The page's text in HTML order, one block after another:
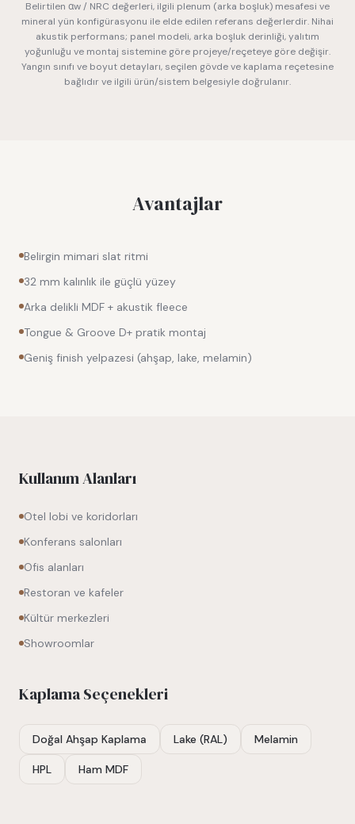
Belirtilen αw / NRC değerleri, ilgili plenum (arka boşluk) mesafesi ve
mineral yün konfigürasyonu ile elde edilen referans değerlerdir. Nihai
akustik performans; panel modeli, arka boşluk derinliği, yalıtım
yoğunluğu ve montaj sistemine göre projeye/reçeteye göre değişir.
Yangın sınıfı ve boyut detayları, seçilen gövde ve kaplama reçetesine
bağlıdır ve ilgili ürün/sistem belgesiyle doğrulanır.
Avantajlar
Belirgin mimari slat ritmi
32 mm kalınlık ile güçlü yüzey
Arka delikli MDF + akustik fleece
Tongue & Groove D+ pratik montaj
Geniş finish yelpazesi (ahşap, lake, melamin)
Kullanım Alanları
Otel lobi ve koridorları
Konferans salonları
Ofis alanları
Restoran ve kafeler
Kültür merkezleri
Showroomlar
Kaplama Seçenekleri
Doğal Ahşap Kaplama Lake (RAL) Melamin
HPL Ham MDF